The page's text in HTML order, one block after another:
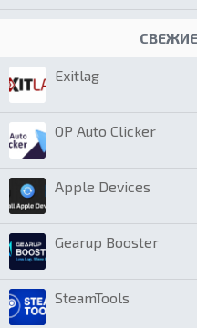
Exitlag
OP Auto Clicker
Apple Devices
Gearup Booster
SteamTools